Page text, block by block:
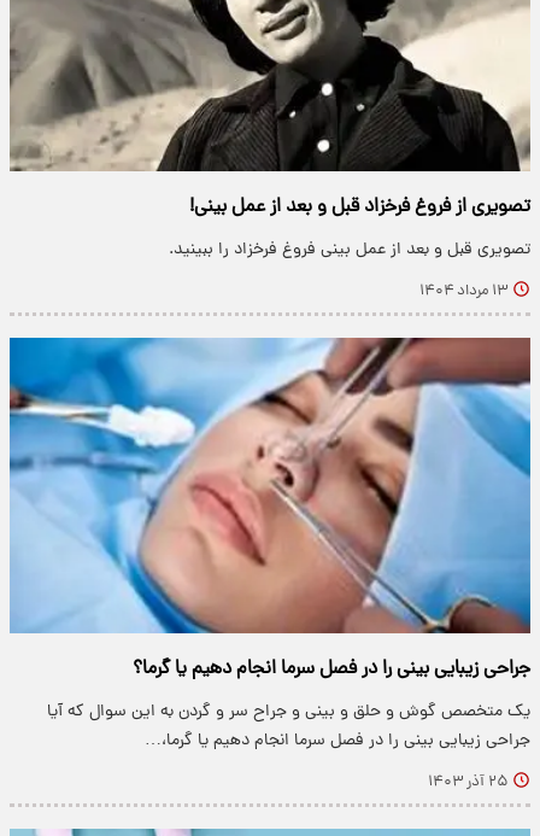
تصویری از فروغ فرخزاد قبل و بعد از عمل بینی!
تصویری قبل و بعد از عمل بینی فروغ فرخزاد را ببینید.
۱۳ مرداد ۱۴۰۴
جراحی زیبایی بینی را در فصل سرما انجام دهیم یا گرما؟
یک متخصص گوش و حلق و بینی و جراح سر و گردن به این سوال که آیا
جراحی زیبایی بینی را در فصل سرما انجام دهیم یا گرما،…
۲۵ آذر ۱۴۰۳